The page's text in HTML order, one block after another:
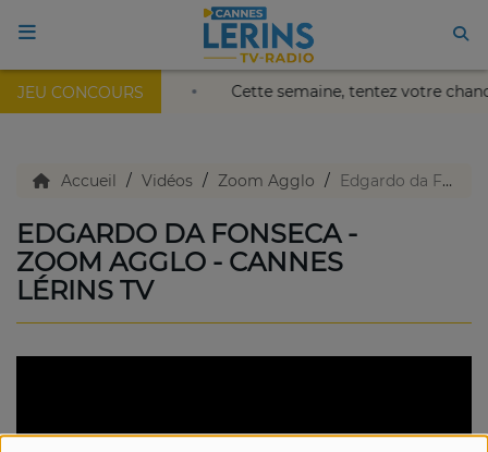
JEU CONCOURS
Nikaïa de Nice ! Cette semaine, tentez votre
TV en direct
Replay TV
Accueil Vidéos Zoom Agglo Edgardo da Fonseca - Zoom Agglo - Cannes Lérins TV
EDGARDO DA FONSECA -
ZOOM AGGLO - CANNES
LÉRINS TV